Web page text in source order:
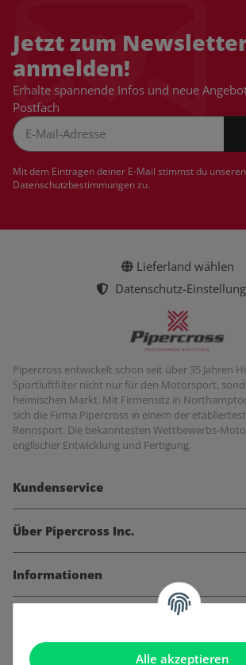
Alle akzeptieren
Jetzt zum
anmelden!
Erhalte spannende Infos und neue
Postfach
Mit dem Eintragen deiner E-Mail stimmst du unseren
Datenschutzbestimmungenzu.
Lieferland wählen
Datenschutz-
Pipercross entwickelt schon seit über 35 Jahren
Sportluftfilter nicht nur für den Motorsport,
heimischen Markt. Mit Firmensitz in
sich die Firma Pipercross in einem der
Rennsport. Die bekanntesten Wettbewerbs-
englischer Entwicklung und Fertigung.
Kundenservice
Über Pipercross Inc.
Informationen
Gesetzliche Informationen